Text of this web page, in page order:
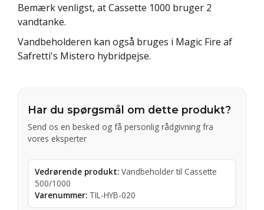
Bemærk venligst, at Cassette 1000 bruger 2
vandtanke.
Vandbeholderen kan også bruges i Magic Fire af
Safretti's Mistero hybridpejse.
Har du spørgsmål om dette produkt?
Send os en besked og få personlig rådgivning fra
vores eksperter
Vedrørende produkt: Vandbeholder til Cassette
500/1000
Varenummer: TIL-HYB-020